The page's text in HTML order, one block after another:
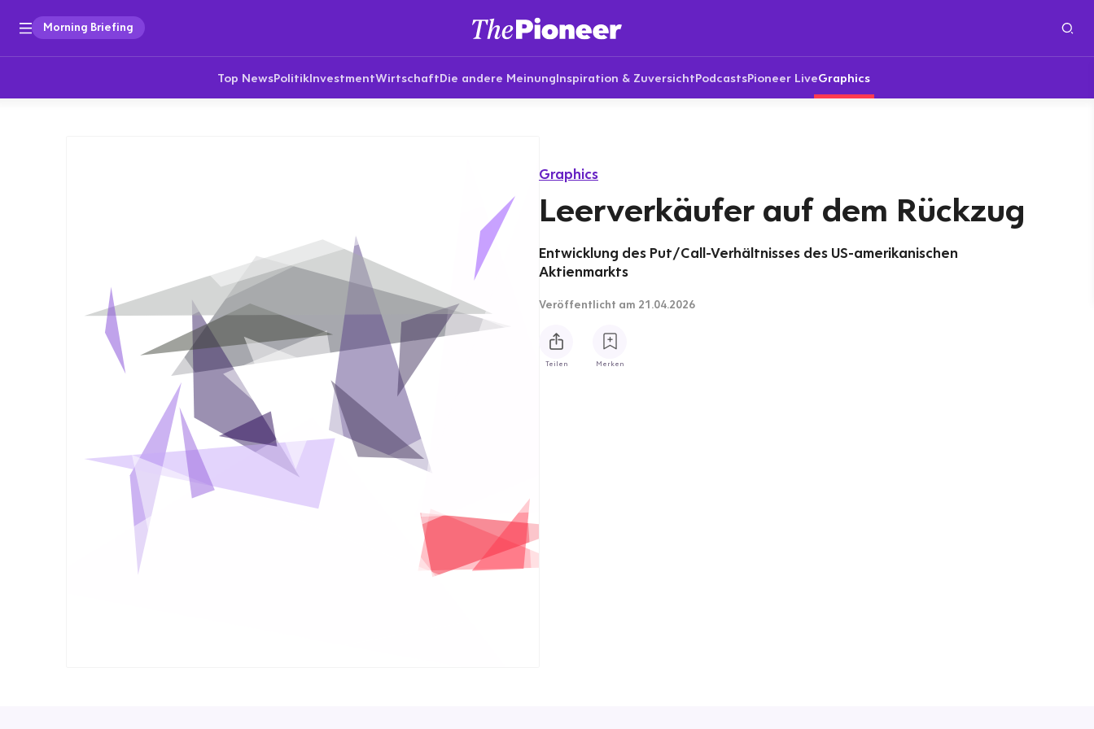
Morning Briefing
Top NewsPolitikInvestmentWirtschaftDie andere MeinungInspiration & ZuversichtPodcastsPioneer LiveGraphics
Graphics
Leerverkäufer auf dem Rückzug
Entwicklung des Put/Call-Verhältnisses des US-amerikanischen
Aktienmarkts
Veröffentlicht am 21.04.2026
Teilen Merken